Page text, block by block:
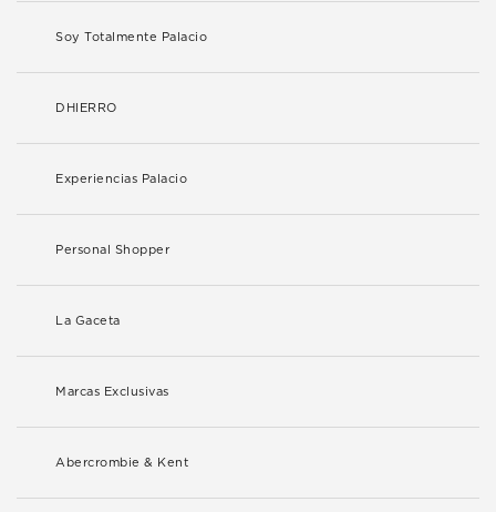
Soy Totalmente Palacio
DHIERRO
Experiencias Palacio
Personal Shopper
La Gaceta
Marcas Exclusivas
Abercrombie & Kent